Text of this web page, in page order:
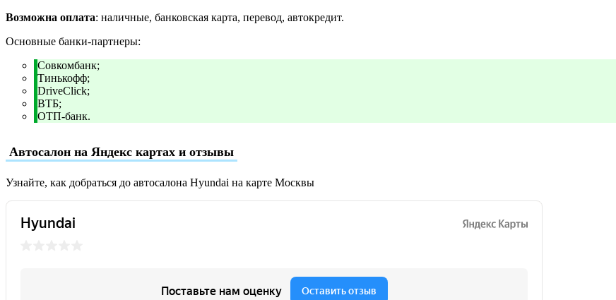
Возможна оплата: наличные, банковская карта, перевод, автокредит.
Основные банки-партнеры:
Совкомбанк;
Тинькофф;
DriveClick;
ВТБ;
ОТП-банк.
Автосалон на Яндекс картах и отзывы
Узнайте, как добраться до автосалона Hyundai на карте Москвы